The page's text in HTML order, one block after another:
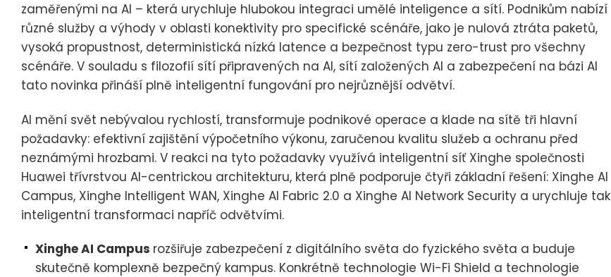
zaměřenými na AI – která urychluje hlubokou integraci umělé inteligence a sítí. Podnikům nabízí
různé služby a výhody v oblasti konektivity pro specifické scénáře, jako je nulová ztráta paketů,
vysoká propustnost, deterministická nízká latence a bezpečnost typu zero-trust pro všechny
scénáře. V souladu s filozofií sítí připravených na AI, sítí založených AI a zabezpečení na bázi AI
tato novinka přináší plně inteligentní fungování pro nejrůznější odvětví.
AI mění svět nebývalou rychlostí, transformuje podnikové operace a klade na sítě tři hlavní
požadavky: efektivní zajištění výpočetního výkonu, zaručenou kvalitu služeb a ochranu před
neznámými hrozbami. V reakci na tyto požadavky využívá inteligentní síť Xinghe společnosti
Huawei třívrstvou AI-centrickou architekturu, která plně podporuje čtyři základní řešení: Xinghe AI
Campus, Xinghe Intelligent WAN, Xinghe AI Fabric 2.0 a Xinghe AI Network Security a urychluje tak
inteligentní transformaci napříč odvětvími.
Xinghe AI Campus rozšiřuje zabezpečení z digitálního světa do fyzického světa a buduje
skutečně komplexně bezpečný kampus. Konkrétně technologie Wi-Fi Shield a technologie